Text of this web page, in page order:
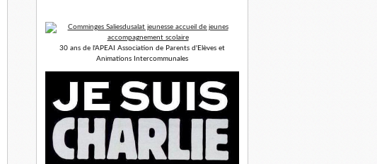
30 ans de l'APEAI Association de Parents d'Elèves et
Animations Intercommunales